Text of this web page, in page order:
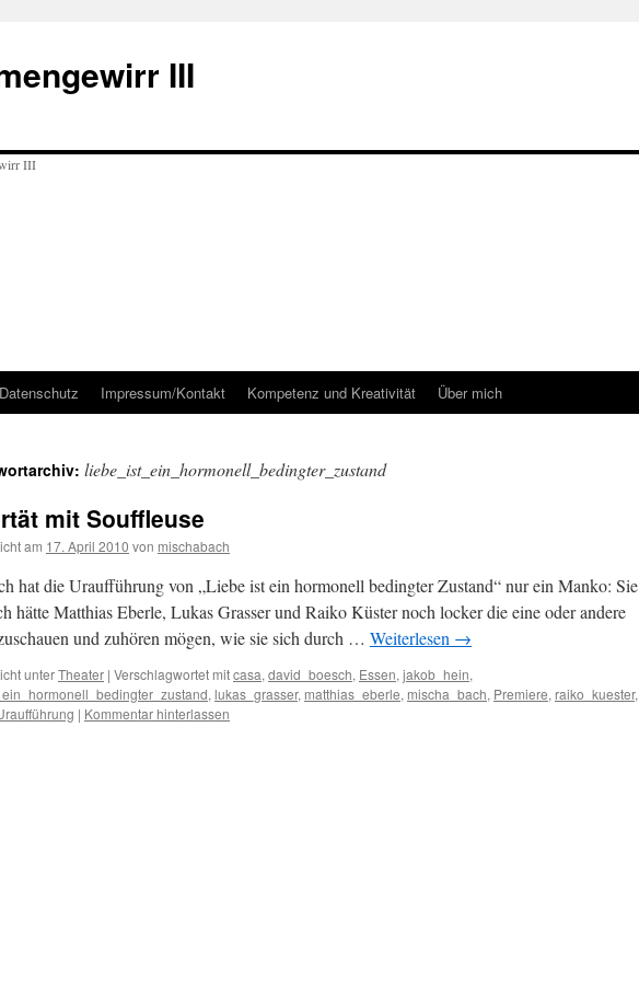
III
Datenschutz Impressum/Kontakt Kompetenz und Kreativität Über mich
liebe_ist_ein_hormonell_bedingter_zustand
mit Souffleuse
am 17. April 2010 von mischabach
hat die Uraufführung von „Liebe ist ein hormonell bedingter Zustand“ nur ein Manko: Sie
hätte Matthias Eberle, Lukas Grasser und Raiko Küster noch locker die eine oder andere
und zuhören mögen, wie sie sich durch … Weiterlesen →
unterTheater | Verschlagwortet mitcasa, david_boesch, Essen, jakob_hein,
, lukas_grasser, matthias_eberle, mischa_bach, Premiere, raiko_kuester,
| Kommentar hinterlassen